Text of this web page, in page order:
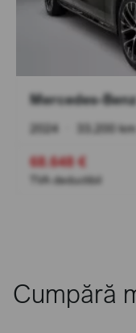
Mercedes-
2024 33.200 km
68.648 €
TVA deductibil
Cumpără